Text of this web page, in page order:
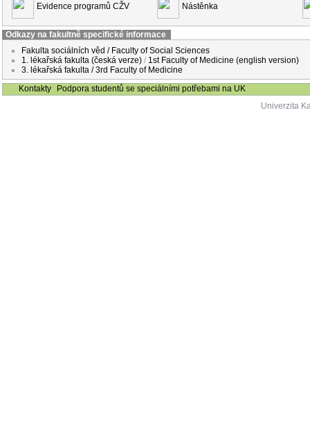
Evidence programů CŽV Nástěnka
Odkazy na fakultně specifické informace
Fakulta sociálních věd / Faculty of Social Sciences
1. lékařská fakulta (česká verze) / 1st Faculty of Medicine (english version)
3. lékařská fakulta / 3rd Faculty of Medicine
Kontakty
Podpora studentů se speciálními potřebami na UK
Univerzita